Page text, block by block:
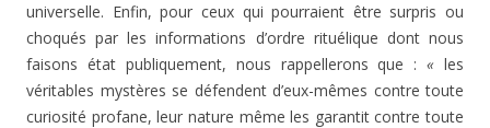
universelle. Enfin, pour ceux qui pourraient être surpris ou
choqués par les informations d’ordre rituélique dont nous
faisons état publiquement, nous rappellerons que :« les
véritables mystères se défendent d’eux-mêmes contre toute
curiosité profane, leur nature même les garantit contre toute